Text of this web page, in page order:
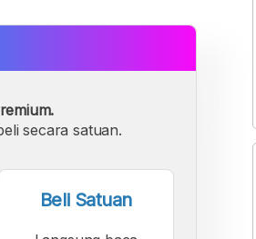
secara satuan.
Beli Satuan